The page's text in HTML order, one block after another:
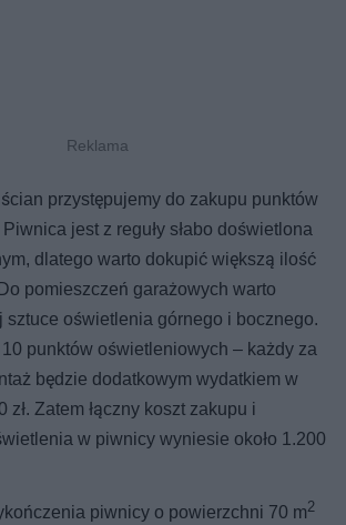
przystępujemy do zakupu punktów
jest z reguły słabo doświetlona
dlatego warto dokupić większą ilość
pomieszczeń garażowych warto
sztuce oświetlenia górnego i bocznego.
10 punktów oświetleniowych – każdy za
będzie dodatkowym wydatkiem w
zł. Zatem łączny koszt zakupu i
w piwnicy wyniesie około 1.200
piwnicy o powierzchni 70 m2